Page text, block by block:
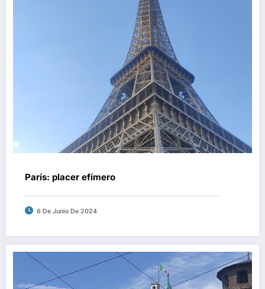
París: placer efímero
6 De Junio De 2024